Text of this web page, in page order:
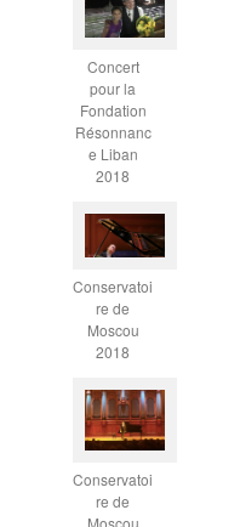
Concert
pour la
Fondation
Résonnanc
e Liban
2018
Conservatoi
re de
Moscou
2018
Conservatoi
re de
Moscou